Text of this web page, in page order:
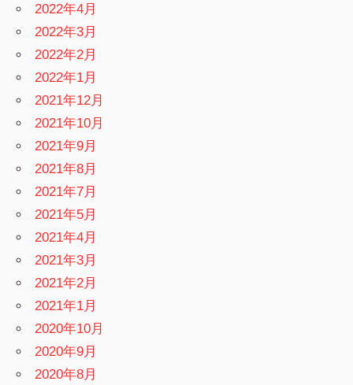
2022年4月
2022年3月
2022年2月
2022年1月
2021年12月
2021年10月
2021年9月
2021年8月
2021年7月
2021年5月
2021年4月
2021年3月
2021年2月
2021年1月
2020年10月
2020年9月
2020年8月